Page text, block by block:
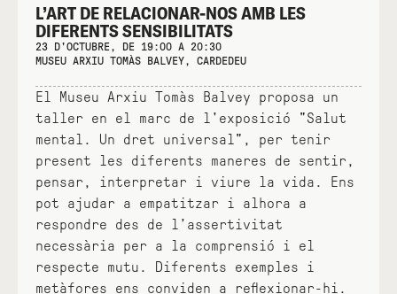
L’ART DE RELACIONAR-NOS AMB LES
DIFERENTS SENSIBILITATS
23 D'OCTUBRE, DE 19:00 A 20:30
MUSEU ARXIU TOMÀS BALVEY, CARDEDEU
El Museu Arxiu Tomàs Balvey proposa un
taller en el marc de l'exposició "Salut
mental. Un dret universal", per tenir
present les diferents maneres de sentir,
pensar, interpretar i viure la vida. Ens
pot ajudar a empatitzar i alhora a
respondre des de l’assertivitat
necessària per a la comprensió i el
respecte mutu. Diferents exemples i
metàfores ens conviden a reflexionar-hi.